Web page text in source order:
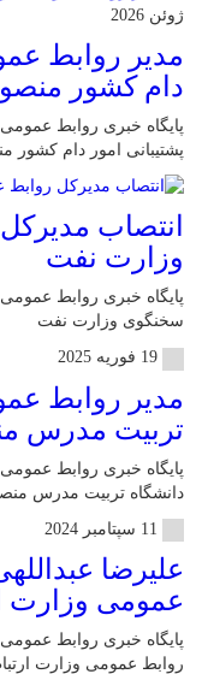
ژوئن 2026
مدیر روابط
دام کشور
پایگاه خبری روابط
پشتیبانی امور دام کشور
انتصاب
وزارت نفت
پایگاه خبری روابط
سخنگوی وزارت نفت
19 فوریه 2025
مدیر روابط
تربیت مدرس
پایگاه خبری روابط
دانشگاه تربیت مدرس
11 سپتامبر 2024
علیرضا
عمومی وزارت
پایگاه خبری روابط
روابط عمومی وزارت